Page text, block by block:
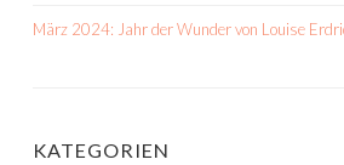
März 2024: Jahr der Wunder von Louise
KATEGORIEN